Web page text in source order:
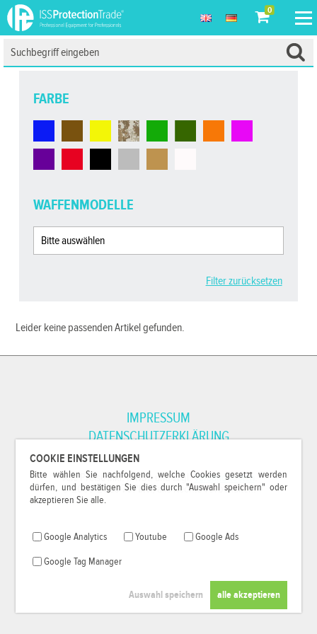
COOKIE EINSTELLUNGEN
Bitte wählen Sie nachfolgend, welche Cookies gesetzt werden
dürfen, und bestätigen Sie dies durch "Auswahl speichern" oder
akzeptieren Sie alle.
Google Analytics Youtube Google Ads
Google Tag Manager
0
FARBE
WAFFENMODELLE
Filter zurücksetzen
Leider keine passenden Artikel gefunden.
IMPRESSUM
DATENSCHUTZERKLÄRUNG
*Alle Preise inkl. MwSt. und zzgl.Versandkosten
© 2000-2026 79Pixel, alle Rechte vorbehalten.